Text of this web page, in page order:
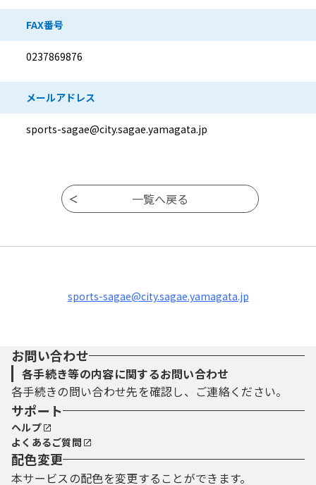
FAX番号
0237869876
メールアドレス
sports-sagae@city.sagae.yamagata.jp
sports-sagae@city.sagae.yamagata.jp
お問い合わせ
各手続き等の内容に関するお問い合わせ
各手続きの問い合わせ先を確認し、ご連絡ください。
サポート
ヘルプ
よくあるご質問
配色変更
本サービスの配色を変更することができます。